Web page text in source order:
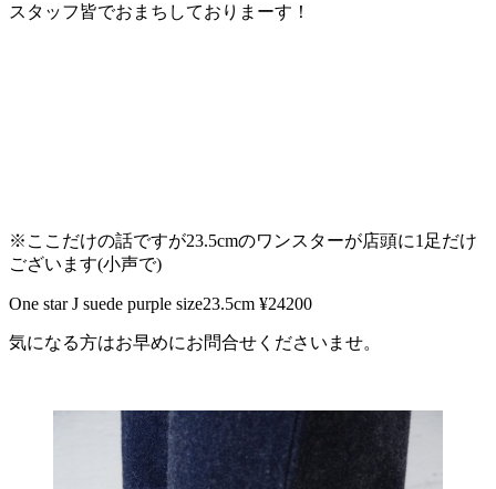
スタッフ皆でおまちしておりまーす！
※ここだけの話ですが23.5cmのワンスターが店頭に1足だけ
ございます(小声で)
One star J suede purple size23.5cm ¥24200
気になる方はお早めにお問合せくださいませ。